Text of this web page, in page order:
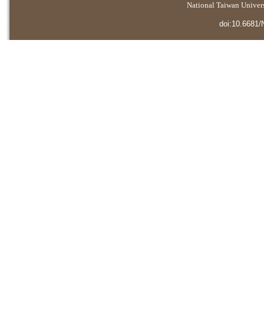
National Taiwan
doi:10.6681/